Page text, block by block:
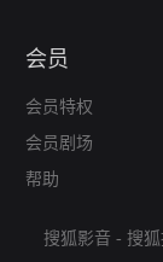
会员
会员特权
会员剧场
帮助
搜狐影音 - 搜